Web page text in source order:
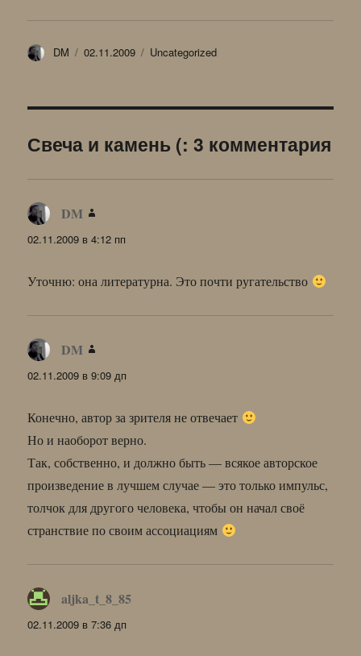
Автор
DM Опубликовано
02.11.2009 Рубрики
Uncategorized
Свеча и камень (: 3 комментария
DM
02.11.2009 в 4:12 пп
Уточню: она литературна. Это почти ругательство
DM
02.11.2009 в 9:09 дп
Конечно, автор за зрителя не отвечает
Но и наоборот верно.
Так, собственно, и должно быть — всякое авторское
произведение в лучшем случае — это только импульс,
толчок для другого человека, чтобы он начал своё
странствие по своим ассоциациям
aljka_t_8_85
02.11.2009 в 7:36 дп